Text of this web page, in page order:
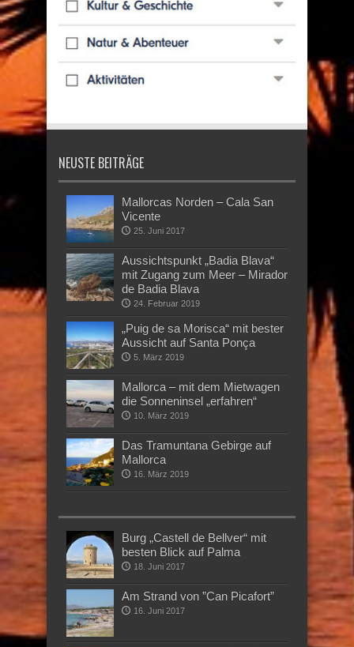
NEUSTE BEITRÄGE
Mallorcas Norden – Cala San
Vicente
25. Juni 2017
Aussichtspunkt „Badia Blava“
mit Zugang zum Meer – Mirador
de Badia Blava
24. Februar 2019
„Puig de sa Morisca“ mit bester
Aussicht auf Santa Ponça
5. März 2019
Mallorca – mit dem Mietwagen
die Sonneninsel „erfahren“
10. März 2019
Das Tramuntana Gebirge auf
Mallorca
16. März 2019
Burg „Castell de Bellver“ mit
besten Blick auf Palma
18. Juni 2017
Am Strand von ”Can Picafort”
16. Juni 2017